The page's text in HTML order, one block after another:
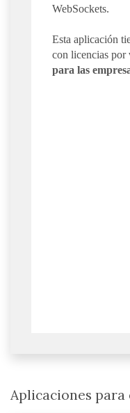
WebSockets.
Esta aplicación
con licencias por
para las
Aplicaciones para